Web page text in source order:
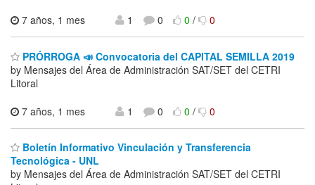
7 años, 1 mes
1 0 0/ 0
PRÓRROGA 📣 Convocatoria del CAPITAL SEMILLA 2019
by Mensajes del Área de Administración SAT/SET del CETRI
Litoral
7 años, 1 mes
1 0 0/ 0
Boletín Informativo Vinculación y Transferencia
Tecnológica - UNL
by Mensajes del Área de Administración SAT/SET del CETRI